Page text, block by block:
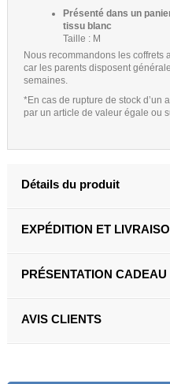
Présenté dans un
tissu blanc
Taille : M
Nous recommandons les coffrets
car les parents disposent
semaines.
*En cas de rupture de stock d’un
par un article de valeur égale ou
Détails du produit
EXPÉDITION ET
PRÉSENTATION CADEAU
AVIS CLIENTS